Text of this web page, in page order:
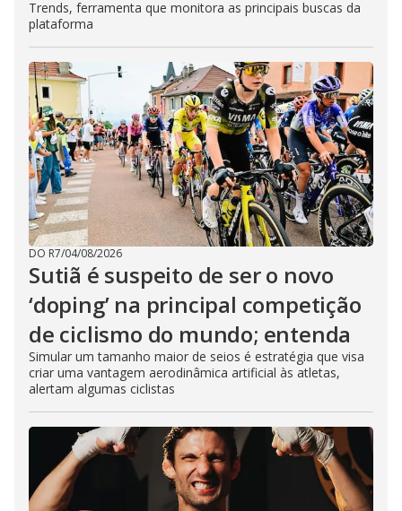
Trends, ferramenta que monitora as principais buscas da
plataforma
DO R7/04/08/2026
Sutiã é suspeito de ser o novo
‘doping’ na principal competição
de ciclismo do mundo; entenda
Simular um tamanho maior de seios é estratégia que visa
criar uma vantagem aerodinâmica artificial às atletas,
alertam algumas ciclistas